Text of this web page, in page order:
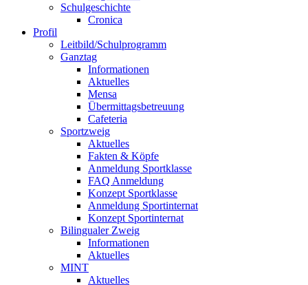
Schulgeschichte
Cronica
Profil
Leitbild/Schulprogramm
Ganztag
Informationen
Aktuelles
Mensa
Übermittagsbetreuung
Cafeteria
Sportzweig
Aktuelles
Fakten & Köpfe
Anmeldung Sportklasse
FAQ Anmeldung
Konzept Sportklasse
Anmeldung Sportinternat
Konzept Sportinternat
Bilingualer Zweig
Informationen
Aktuelles
MINT
Aktuelles